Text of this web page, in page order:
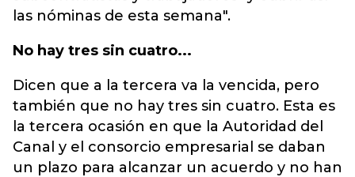
las nóminas de esta semana".
No hay tres sin cuatro...
Dicen que a la tercera va la vencida, pero
también que no hay tres sin cuatro. Esta es
la tercera ocasión en que la Autoridad del
Canal y el consorcio empresarial se daban
un plazo para alcanzar un acuerdo y no han